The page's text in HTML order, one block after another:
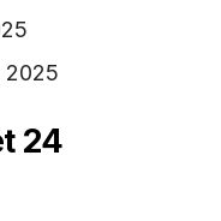
2025
24